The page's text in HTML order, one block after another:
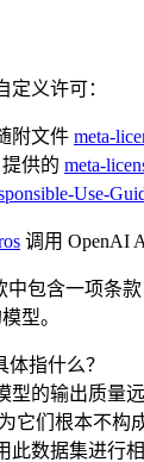
定义许可：
附文件 meta-
供的 meta-
Use-
调用 OpenAI
中包含一项条
型。
体指什么？
型的输出质量
它们根本不构
此数据集进行